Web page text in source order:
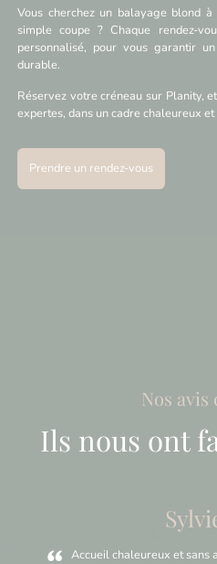
Vous cherchez un balayage blond
simple coupe ? Chaque rendez-
personnalisé, pour vous garantir
durable.
Réservez votre créneau sur Planity,
expertes, dans un cadre chaleureux
Prendre un rendez-vous
Nos avis
Ils nous ont
Accueil chaleureux et sans